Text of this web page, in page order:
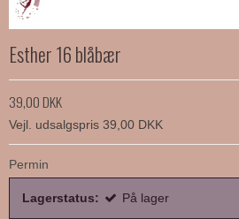
Esther 16 blåbær
39,00 DKK
Vejl. udsalgspris 39,00 DKK
Permin
Lagerstatus: På lager